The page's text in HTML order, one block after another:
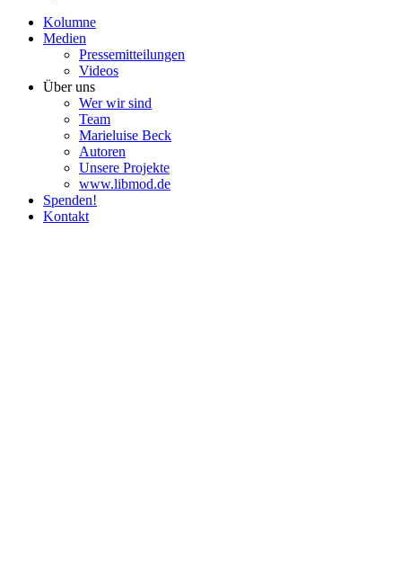
Kolumne
Medien
Pres­se­mit­tei­lun­gen
Videos
Über uns
Wer wir sind
Team
Marie­luise Beck
Autoren
Unsere Pro­jekte
www.libmod.de
Spenden!
Kontakt